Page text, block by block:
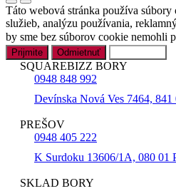
Táto webová stránka používa
služieb, analýzu používania,
by sme bez súborov cookie nemohli
Prijmite Odmietnuť
SQUAREBIZZ BORY
0948 848 992
Devínska Nová Ves 7464, 841
PREŠOV
0948 405 222
K Surdoku 13606/1A, 080 01
SKLAD BORY